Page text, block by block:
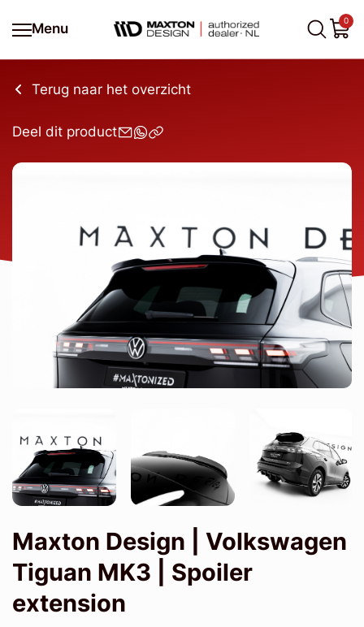
Menu
0
Terug naar het overzicht
Deel dit product
Maxton Design | Volkswagen
Tiguan MK3 | Spoiler
extension